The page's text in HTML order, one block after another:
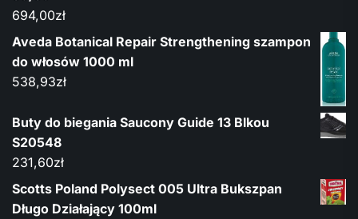
694,00zł
Aveda Botanical Repair Strengthening szampon
do włosów 1000 ml
538,93zł
Buty do biegania Saucony Guide 13 Blkou
S20548
231,60zł
Scotts Poland Polysect 005 Ultra Bukszpan
Długo Działający 100ml